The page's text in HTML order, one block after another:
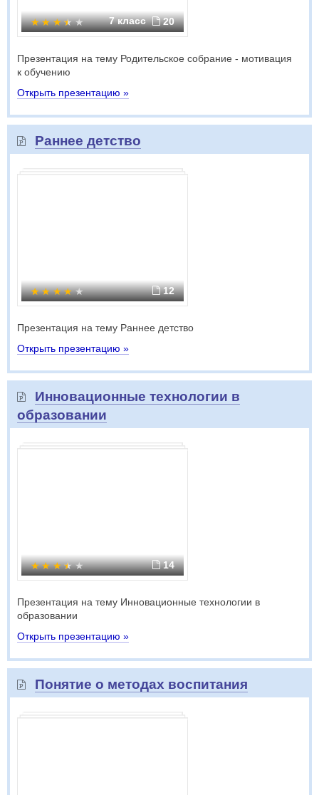
7 класс 20
Презентация на тему Родительское собрание - мотивация
к обучению
Открыть презентацию »
Раннее детство
12
Презентация на тему Раннее детство
Открыть презентацию »
Инновационные технологии в
образовании
14
Презентация на тему Инновационные технологии в
образовании
Открыть презентацию »
Понятие о методах воспитания